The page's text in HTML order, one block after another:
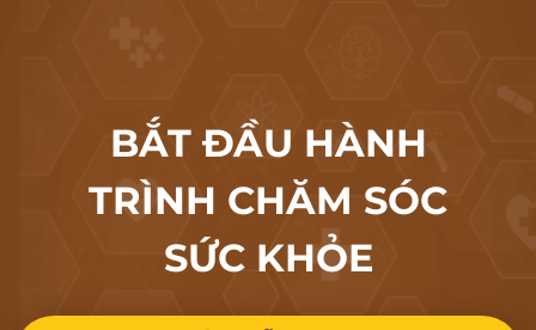
BẮT ĐẦU HÀNH
TRÌNH CHĂM SÓC
SỨC KHỎE